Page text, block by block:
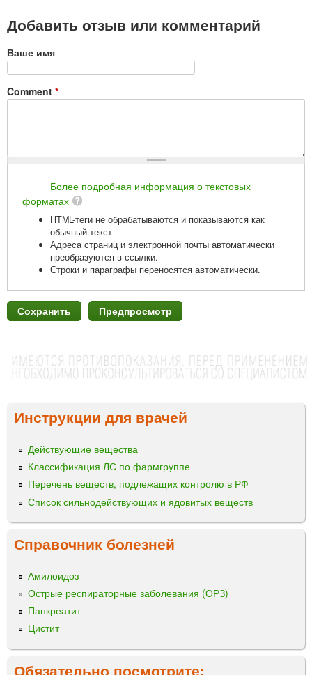
Добавить отзыв или комментарий
Ваше имя
Comment *
Более подробная информация о текстовых
форматах
HTML-теги не обрабатываются и показываются как
обычный текст
Адреса страниц и электронной почты автоматически
преобразуются в ссылки.
Строки и параграфы переносятся автоматически.
Инструкции для врачей
Действующие вещества
Классификация ЛС по фармгруппе
Перечень веществ, подлежащих контролю в РФ
Список сильнодействующих и ядовитых веществ
Справочник болезней
Амилоидоз
Острые респираторные заболевания (ОРЗ)
Панкреатит
Цистит
Обязательно посмотрите: